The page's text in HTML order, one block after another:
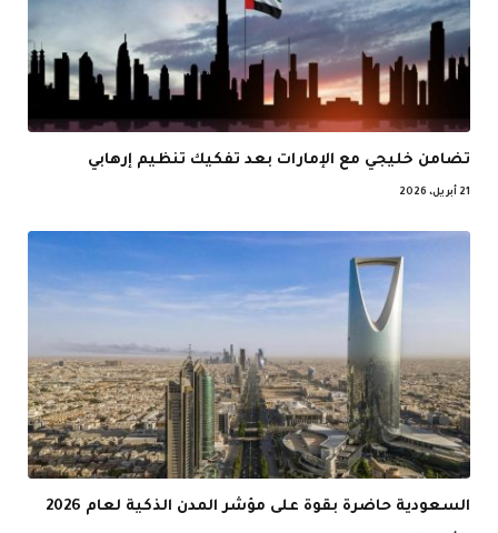
تضامن خليجي مع الإمارات بعد تفكيك تنظيم إرهابي
21 أبريل، 2026
السعودية حاضرة بقوة على مؤشر المدن الذكية لعام 2026